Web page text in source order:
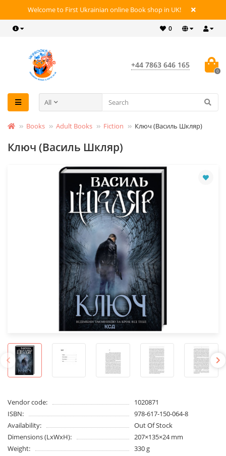
Welcome to First Ukrainian online Book shop in UK!
0
+44 7863 646 165
0
All
Books Adult Books Fiction Ключ (Василь Шкляр)
Ключ (Василь Шкляр)
Vendor code:
1020871
ISBN:
978-617-150-064-8
Availability:
Out Of Stock
Dimensions (LxWxH):
207×135×24 mm
Weight:
330 g